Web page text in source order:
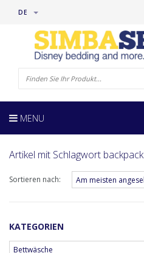
DE
MENU
Artikel mit Schlagwort
Sortieren nach:
KATEGORIEN